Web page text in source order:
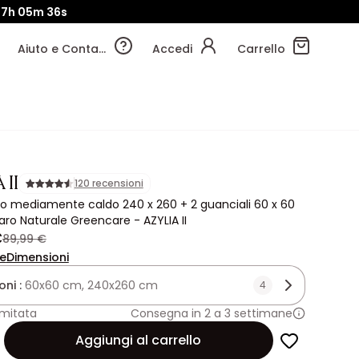
05m 36s
Aiuto e Contatti Accedi Carrello
II 120 recensioni
mediamente caldo 240 x 260 + 2 guanciali 60 x 60
Naturale Greencare - AZYLIA II
89,99 €
Dimensioni
: 60x60 cm, 240x260 cm 4
Consegna in 2 a 3 settimane
Aggiungi al carrello